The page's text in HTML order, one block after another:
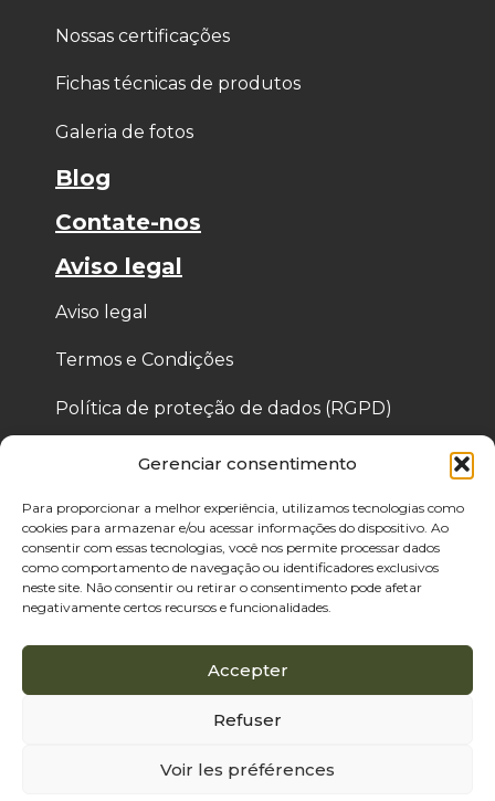
Gerenciar consentimento
Para proporcionar a melhor experiência, utilizamos tecnologias como
cookies para armazenar e/ou acessar informações do dispositivo. Ao
consentir com essas tecnologias, você nos permite processar dados
como comportamento de navegação ou identificadores exclusivos
neste site. Não consentir ou retirar o consentimento pode afetar
negativamente certos recursos e funcionalidades.
Accepter
Refuser
Voir les préférences
Nossas certificações
Fichas técnicas de produtos
Galeria de fotos
Blog
Contate-nos
Aviso legal
Aviso legal
Termos e Condições
Política de proteção de dados (RGPD)
Política de Cookies
© 2025 Bois de Pologne – Criado por Cassandre
Thibaut